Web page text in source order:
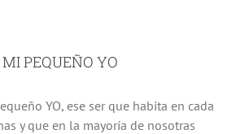
PEQUEÑO YO
YO, ese ser que habita en cada
y que en la mayoría de nosotras